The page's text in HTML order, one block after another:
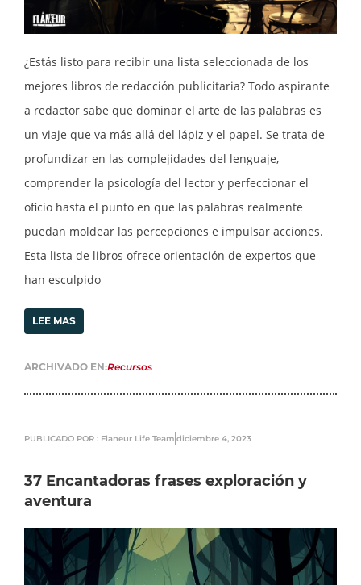
¿Estás listo para recibir una lista seleccionada de los
mejores libros de redacción publicitaria? Todo aspirante
a redactor sabe que dominar el arte de las palabras es
un viaje que va más allá del lápiz y el papel. Se trata de
profundizar en las complejidades del lenguaje,
comprender la psicología del lector y perfeccionar el
oficio hasta el punto en que las palabras realmente
puedan moldear las percepciones e impulsar acciones.
Esta lista de libros ofrece orientación de expertos que
han esculpido
LEE MAS
ARCHIVADO EN:Recursos
PUBLICADO POR : Flaneur Life Team diciembre 4, 2023
37 Encantadoras frases exploración y
aventura